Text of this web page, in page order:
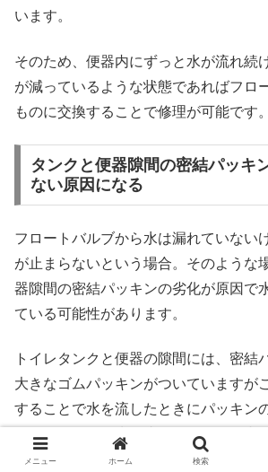
います。
そのため、便器内にずっと水が流れ続
が減っているような状態であればフロ
ものに交換することで修理が可能です。
タンクと便器隙間の密結パッキ
ない原因になる
フロートバルブから水は漏れていない
が止まらないという場合。そのような
器隙間の密結パッキンの劣化が原因で
ている可能性があります。
トイレタンクと便器の隙間には、密結
大きなゴムパッキンがついていますが
することで水を流したときにパッキン
るようになり、水が止まっても便器内
いうことがあります。
メニュー ホーム 検索